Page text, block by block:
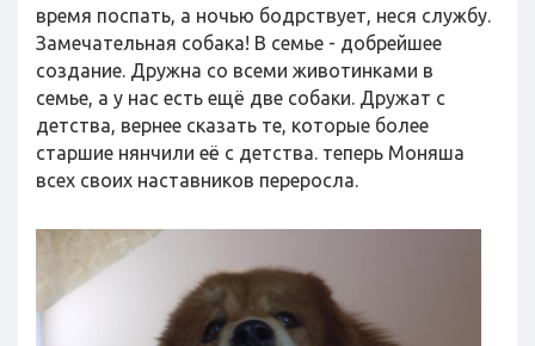
время поспать, а ночью бодрствует, неся службу.
Замечательная собака! В семье - добрейшее
создание. Дружна со всеми животинками в
семье, а у нас есть ещё две собаки. Дружат с
детства, вернее сказать те, которые более
старшие нянчили её с детства. теперь Моняша
всех своих наставников переросла.